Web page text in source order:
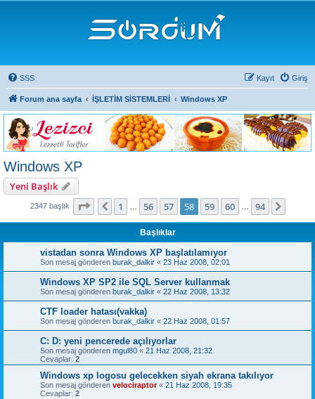
SSS Giriş
Kayıt
Forum ana sayfa İŞLETİM SİSTEMLERİ Windows XP
Windows XP
Yeni Başlık
2347 başlık 58 . sayfa (Toplam94 sayfa)
Önceki
1 56 57 58 59 60 94
Başlıklar
vistadan sonra Windows XP başlatılamıyor
Son mesaj gönderen burak_dalkir « 23 Haz 2008, 02:01
Windows XP SP2 ile SQL Server kullanmak
Son mesaj gönderen burak_dalkir « 22 Haz 2008, 13:32
CTF loader hatası(vakka)
Son mesaj gönderen burak_dalkir « 22 Haz 2008, 01:57
C: D: yeni pencerede açılıyorlar
Son mesaj gönderen mgul80 « 21 Haz 2008, 21:32
Cevaplar: 2
Windows xp logosu gelecekken siyah ekrana takılıyor
Son mesaj gönderen velociraptor« 21 Haz 2008, 19:35
Cevaplar: 2